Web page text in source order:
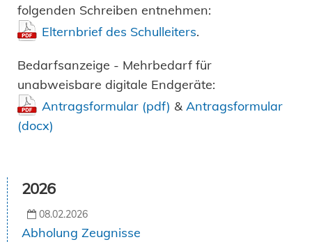
folgenden Schreiben entnehmen:
Elternbrief des Schulleiters.
Bedarfsanzeige - Mehrbedarf für
unabweisbare digitale Endgeräte:
Antragsformular (pdf) & Antragsformular
(docx)
2026
08.02.2026
Abholung Zeugnisse